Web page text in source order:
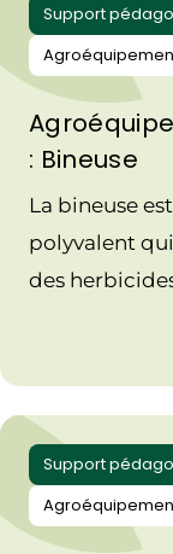
Support
: Bineuse
La bineuse
polyvalent
des
mécanique
transition
Support